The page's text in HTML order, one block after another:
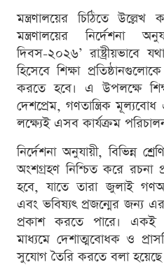
মন্ত্রণালয়ের চিঠিতে উল্লেখ
মন্ত্রণালয়ের নির্দেশনা
দিবস-২০২৬’ রাষ্ট্রীয়ভাবে
হিসেবে শিক্ষা
করতে হবে। এ উপলক্ষে
দেশপ্রেম, গণতান্ত্রিক
লক্ষ্যেই এসব কার্যক্রম
নির্দেশনা অনুযায়ী, বিভিন্ন
অংশগ্রহণ নিশ্চিত করে
হবে, যাতে তারা জুলাই
এবং ভবিষ্যৎ প্রজন্মের জন্য এর
প্রকাশ করতে পারে। একই
মাধ্যমে দেশাত্মবোধক ও
সুযোগ তৈরি করতে বলা